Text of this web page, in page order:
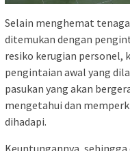
Selain menghemat
ditemukan dengan
resiko kerugian personel,
pengintaian awal yang
pasukan yang akan
mengetahui dan
dihadapi.
Keuntungannya,